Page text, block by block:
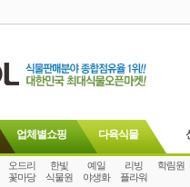
업체별쇼핑 다육식물
오드리
꽃마당
한빛
식물원
예일
야생화
리빙
플라워
학림원